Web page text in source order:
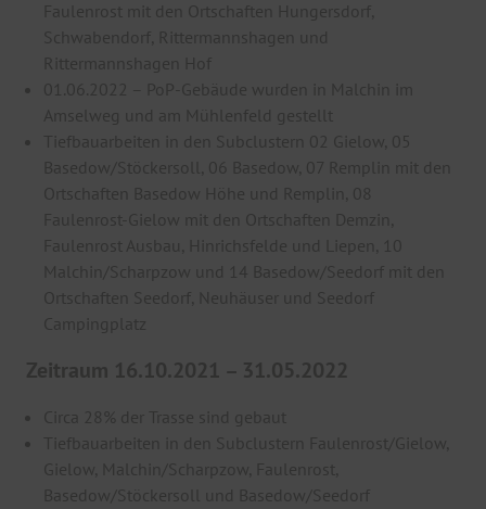
Faulenrost mit den Ortschaften Hungersdorf,
Schwabendorf, Rittermannshagen und
Rittermannshagen Hof
01.06.2022 – PoP-Gebäude wurden in Malchin im
Amselweg und am Mühlenfeld gestellt
Tiefbauarbeiten in den Subclustern 02 Gielow, 05
Basedow/Stöckersoll, 06 Basedow, 07 Remplin mit den
Ortschaften Basedow Höhe und Remplin, 08
Faulenrost-Gielow mit den Ortschaften Demzin,
Faulenrost Ausbau, Hinrichsfelde und Liepen, 10
Malchin/Scharpzow und 14 Basedow/Seedorf mit den
Ortschaften Seedorf, Neuhäuser und Seedorf
Campingplatz
Zeitraum 16.10.2021 – 31.05.2022
Circa 28% der Trasse sind gebaut
Tiefbauarbeiten in den Subclustern Faulenrost/Gielow,
Gielow, Malchin/Scharpzow, Faulenrost,
Basedow/Stöckersoll und Basedow/Seedorf